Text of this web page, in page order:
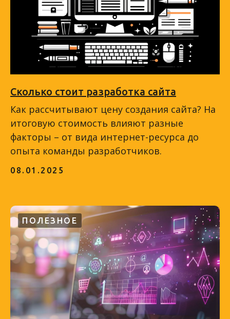
Сколько стоит разработка сайта
Как рассчитывают цену создания сайта? На
итоговую стоимость влияют разные
факторы – от вида интернет-ресурса до
опыта команды разработчиков.
08.01.2025
ПОЛЕЗНОЕ